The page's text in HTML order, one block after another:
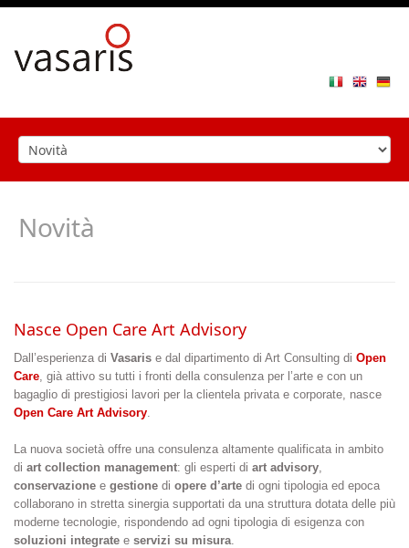
Novità
Nasce Open Care Art Advisory
Dall’esperienza di Vasaris e dal dipartimento di Art Consulting di Open
Care, già attivo su tutti i fronti della consulenza per l’arte e con un
bagaglio di prestigiosi lavori per la clientela privata e corporate, nasce
Open Care Art Advisory.
La nuova società offre una consulenza altamente qualificata in ambito
di art collection management: gli esperti di art advisory,
conservazione e gestione di opere d’arte di ogni tipologia ed epoca
collaborano in stretta sinergia supportati da una struttura dotata delle più
moderne tecnologie, rispondendo ad ogni tipologia di esigenza con
soluzioni integrate e servizi su misura.